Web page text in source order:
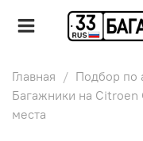
Главная Подбор по
Багажники на
места